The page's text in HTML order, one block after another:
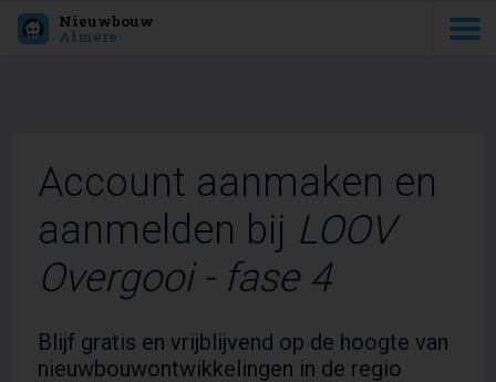
Nieuwbouw
Almere
Account aanmaken en
aanmelden bij LOOV
Overgooi - fase 4
Blijf gratis en vrijblijvend op de hoogte van
nieuwbouwontwikkelingen in de regio